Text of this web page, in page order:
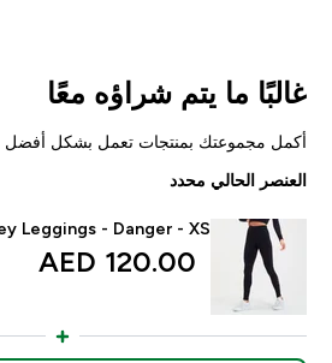
غالبًا ما يتم شراؤه معًا
أكمل مجموعتك بمنتجات تعمل بشكل أفضل
العنصر الحالي محدد
Leggings - Danger - XS
120.00 AED‎